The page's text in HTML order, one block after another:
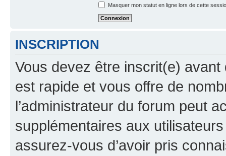
Masquer mon statut en ligne lors de cette
INSCRIPTION
Vous devez être inscrit(e) avant
est rapide et vous offre de
l’administrateur du forum peut
supplémentaires aux
assurez-vous d’avoir pris